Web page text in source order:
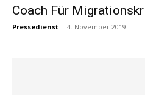
Coach Für
Pressedienst - 4. November 2019